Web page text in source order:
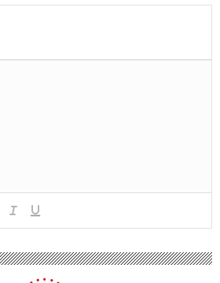
geciktirilmemesini istedi